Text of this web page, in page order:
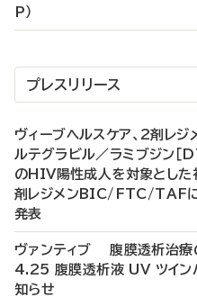
P）
プレスリリース
ヴィーブヘルスケア、2剤レジ
ルテグラビル／ラミブジン［
のHIV陽性成人を対象とした
剤レジメンBIC/FTC/TAFに
発表
ヴァンティブ 腹膜透析治療
4.25 腹膜透析液 UV ツイン
知らせ